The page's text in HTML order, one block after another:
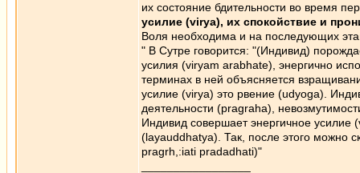
их состояние бдительности во время
усилие (virya), их спокойствие и
Воля необходима и на последующих
" В Сутре говорится: "(Индивид)
усилия (viryam arabhate), энергично
терминах в ней объясняется
усилие (virya) это рвение (udyoga).
деятельности (pragraha),
Индивид совершает энергичное усилие
(layauddhatya). Так, после этого можно
pragrh,:iati pradadhati)"